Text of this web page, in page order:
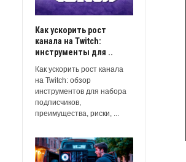
Как ускорить рост
канала на Twitch:
инструменты для ..
Как ускорить рост канала
на Twitch: обзор
инструментов для набора
подписчиков,
преимущества, риски, ...